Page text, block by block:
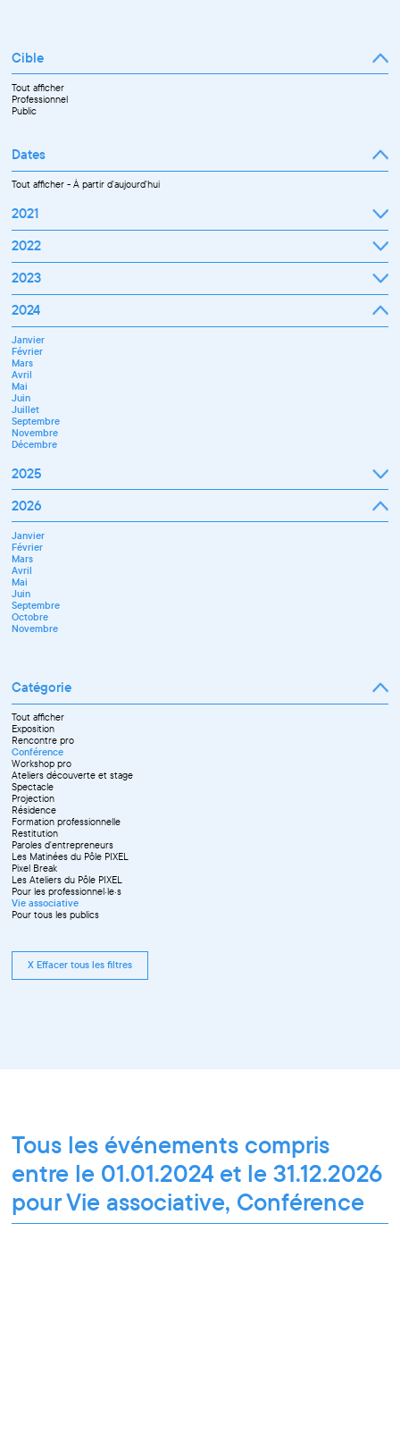
Cible
Tout afficher
Professionnel
Public
Dates
Tout afficher-À partir d'aujourd'hui
2021
Septembre
Novembre
Décembre
2022
Janvier
Mars
Avril
Juin
Juillet
Septembre
Octobre
Novembre
Décembre
2023
Janvier
Mars
Avril
Mai
Juin
Septembre
Octobre
Novembre
Décembre
2024
Janvier
Février
Mars
Avril
Mai
Juin
Juillet
Septembre
Novembre
Décembre
2025
Janvier
Février
Mars
Avril
Mai
Juin
Juillet
Septembre
Octobre
Novembre
Décembre
2026
Janvier
Février
Mars
Avril
Mai
Juin
Septembre
Octobre
Novembre
Catégorie
Tout afficher
Exposition
Rencontre pro
Conférence
Workshop pro
Ateliers découverte et stage
Spectacle
Projection
Résidence
Formation professionnelle
Restitution
Paroles d'entrepreneurs
Les Matinées du Pôle PIXEL
Pixel Break
Les Ateliers du Pôle PIXEL
Pour les professionnel·le·s
Vie associative
Pour tous les publics
X Effacer tous les filtres
Tous les événements compris
entre le 01.01.2024 et le 31.12.2026
pour Vie associative, Conférence